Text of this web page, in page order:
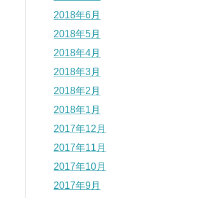
2018年6月
2018年5月
2018年4月
2018年3月
2018年2月
2018年1月
2017年12月
2017年11月
2017年10月
2017年9月